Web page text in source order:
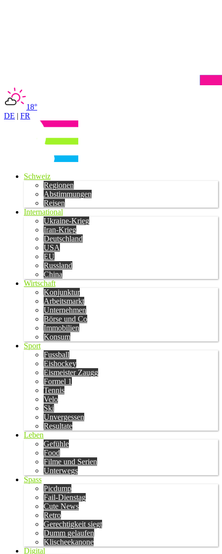
18°
DE | FR
Schweiz
Regionen
Abstimmungen
Reisen
International
Ukraine-Krieg
Iran-Krieg
Deutschland
USA
EU
Russland
China
Wirtschaft
Konjunktur
Arbeitsmarkt
Unternehmen
Börse und Co
Immobilien
Konsum
Sport
Fussball
Eishockey
Eismeister Zaugg
Formel 1
Tennis
Velo
Ski
Unvergessen
Resultate
Leben
Gefühle
Food
Filme und Serien
Unterwegs
Spass
Picdump
Fail-Dienstag
Cute News
Retro
Gerechtigkeit siegt
Dumm gelaufen
Klischeekanone
Digital